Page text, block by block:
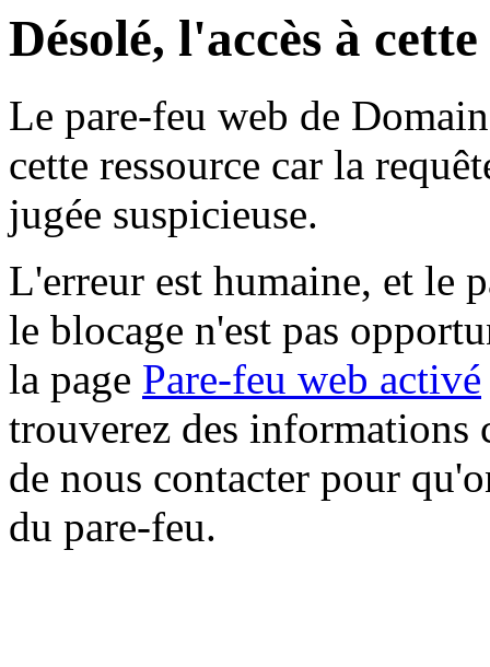
Désolé, l'accès à
Le pare-feu web de
cette ressource car la
jugée suspicieuse.
L'erreur est humaine, et le
le blocage n'est pas
la page Pare-feu web activé
trouverez des informations
de nous contacter pour
du pare-feu.